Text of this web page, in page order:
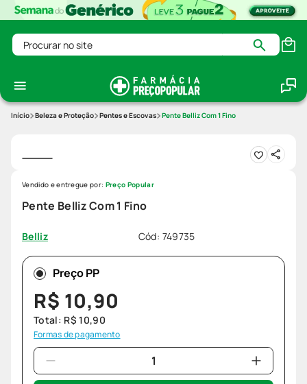
Procurar no site
Beleza e Proteção Pentes e Escovas Pente Belliz Com 1 Fino
Pente Belliz Com 1 Fino
Belliz Cód: 749735
Vendido e entregue por: Preço Popular
Preço PP
R$ 10,90
Total: R$ 10,90
Formas de pagamento